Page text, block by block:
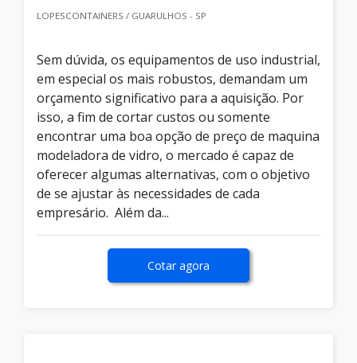
LOPESCONTAINERS / GUARULHOS - SP
Sem dúvida, os equipamentos de uso industrial,
em especial os mais robustos, demandam um
orçamento significativo para a aquisição. Por
isso, a fim de cortar custos ou somente
encontrar uma boa opção de preço de maquina
modeladora de vidro, o mercado é capaz de
oferecer algumas alternativas, com o objetivo
de se ajustar às necessidades de cada
empresário. Além da...
Cotar agora